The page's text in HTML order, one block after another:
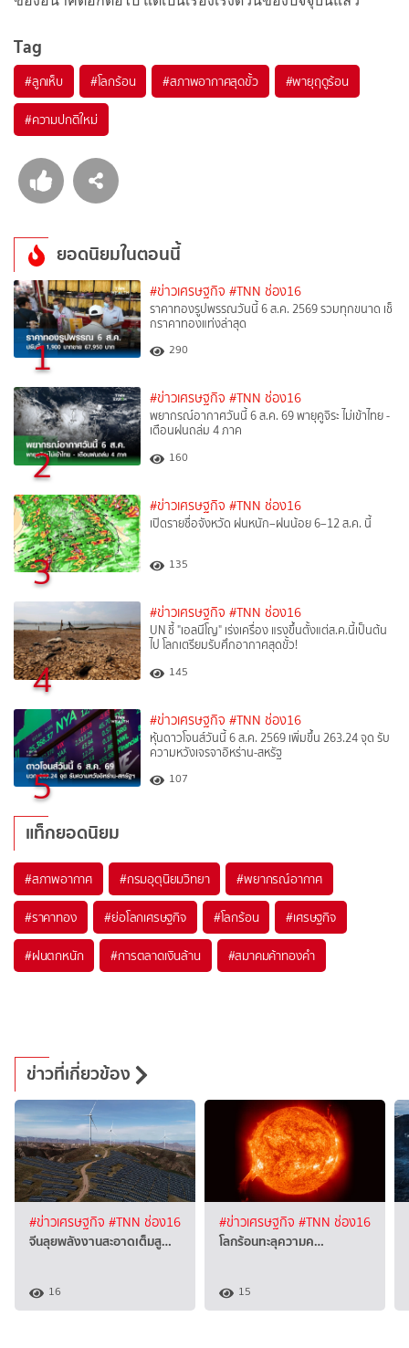
Tag
#ลูกเห็บ #โลกร้อน #สภาพอากาศสุดขั้ว #พายุฤดูร้อน
#ความปกติใหม่
ยอดนิยมในตอนนี้
1
#ข่าวเศรษฐกิจ #TNN ช่อง16
ราคาทองรูปพรรณวันนี้ 6 ส.ค. 2569 รวมทุกขนาด เช็
กราคาทองแท่งล่าสุด
290
2
#ข่าวเศรษฐกิจ #TNN ช่อง16
พยากรณ์อากาศวันนี้ 6 ส.ค. 69 พายุคูจิระ ไม่เข้าไทย -
เตือนฝนถล่ม 4 ภาค
160
3
#ข่าวเศรษฐกิจ #TNN ช่อง16
เปิดรายชื่อจังหวัด ฝนหนัก–ฝนน้อย 6–12 ส.ค. นี้
135
4
#ข่าวเศรษฐกิจ #TNN ช่อง16
UN ชี้ "เอลนีโญ" เร่งเครื่อง แรงขึ้นตั้งแต่ส.ค.นี้เป็นต้น
ไป โลกเตรียมรับศึกอากาศสุดขั้ว!
145
5
#ข่าวเศรษฐกิจ #TNN ช่อง16
หุ้นดาวโจนส์วันนี้ 6 ส.ค. 2569 เพิ่มขึ้น 263.24 จุด รับ
ความหวังเจรจาอิหร่าน-สหรัฐ
107
แท็กยอดนิยม
#สภาพอากาศ #กรมอุตุนิยมวิทยา #พยากรณ์อากาศ
#ราคาทอง #ย่อโลกเศรษฐกิจ #โลกร้อน #เศรษฐกิจ
#ฝนตกหนัก #การตลาดเงินล้าน #สมาคมค้าทองคำ
ข่าวที่เกี่ยวข้อง
#ข่าวเศรษฐกิจ #TNN ช่อง16
จีนลุยพลังงานสะอาดเต็มสู…
16
#ข่าวเศรษฐกิจ #TNN ช่อง16
โลกร้อนทะลุความค…
15